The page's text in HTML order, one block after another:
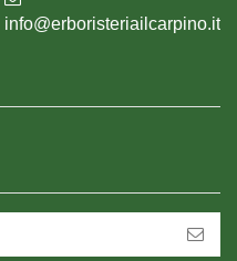
info@erboristeriailcarpino.it